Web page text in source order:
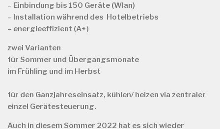
– Einbindung bis 150 Geräte (Wlan)
– Installation während des Hotelbetriebs
– energieeffizient (A+)
zwei Varianten
für Sommer und Übergangsmonate
im Frühling und im Herbst
für den Ganzjahreseinsatz, kühlen/ heizen via zentraler
einzel Gerätesteuerung.
Auch in diesem Sommer 2022 hat es sich wieder